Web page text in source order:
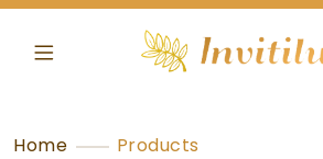
Home Products